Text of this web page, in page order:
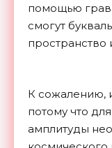
помощью
смогут
пространство
К сожалению,
потому что
амплитуды